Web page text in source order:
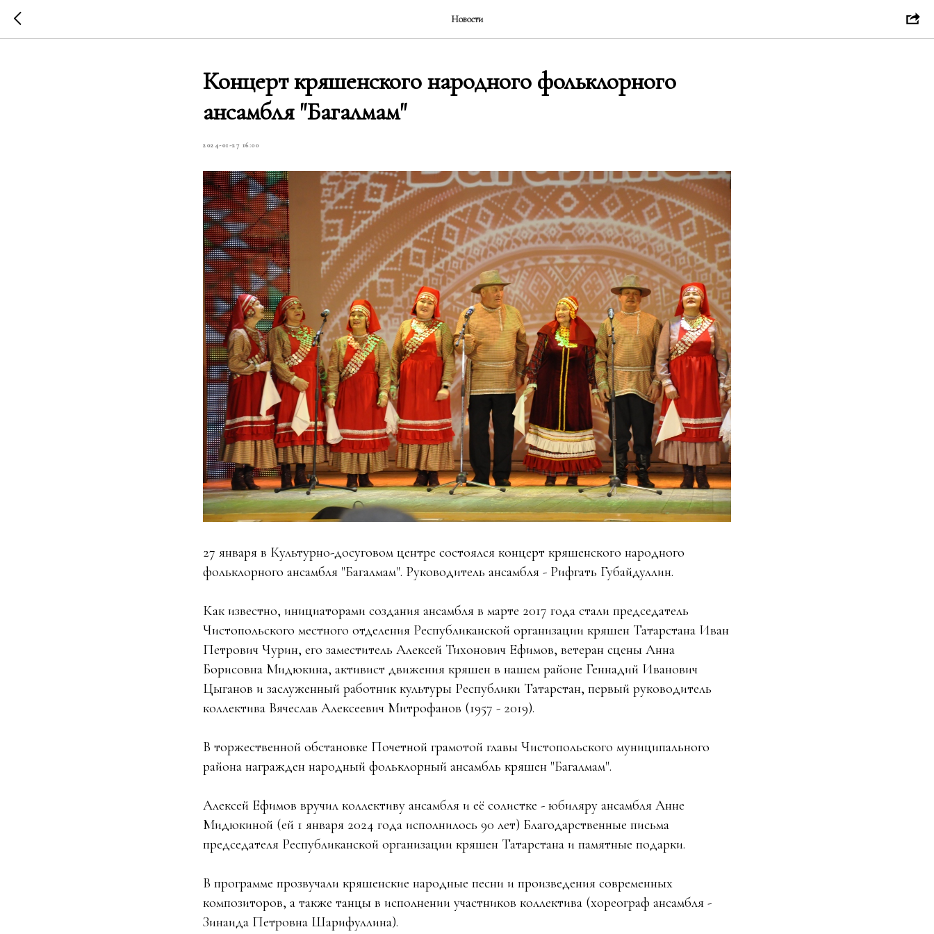
Новости
Концерт кряшенского народного фольклорного
ансамбля "Багалмам"
2024-01-27 16:00
27 января в Культурно-досуговом центре состоялся концерт кряшенского народного
фольклорного ансамбля "Багалмам". Руководитель ансамбля - Рифгать Губайдуллин.
Как известно, инициаторами создания ансамбля в марте 2017 года стали председатель
Чистопольского местного отделения Республиканской организации кряшен Татарстана Иван
Петрович Чурин, его заместитель Алексей Тихонович Ефимов, ветеран сцены Анна
Борисовна Мидюкина, активист движения кряшен в нашем районе Геннадий Иванович
Цыганов и заслуженный работник культуры Республики Татарстан, первый руководитель
коллектива Вячеслав Алексеевич Митрофанов (1957 - 2019).
В торжественной обстановке Почетной грамотой главы Чистопольского муниципального
района награжден народный фольклорный ансамбль кряшен "Багалмам".
Алексей Ефимов вручил коллективу ансамбля и её солистке - юбиляру ансамбля Анне
Мидюкиной (ей 1 января 2024 года исполнилось 90 лет) Благодарственные письма
председателя Республиканской организации кряшен Татарстана и памятные подарки.
В программе прозвучали кряшенские народные песни и произведения современных
композиторов, а также танцы в исполнении участников коллектива (хореограф ансамбля -
Зинаида Петровна Шарифуллина).